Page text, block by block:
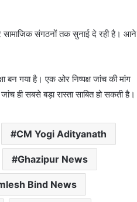
सामाजिक संगठनों तक सुनाई दे रही है। आने
बन गया है। एक ओर निष्पक्ष जांच की मांग
ही सबसे बड़ा रास्ता साबित हो सकती है।
CM Yogi Adityanath
Ghazipur News
Bind News